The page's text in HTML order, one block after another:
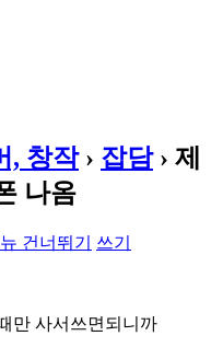
, 창작› 잡담› 제
나옴
건너뛰기 쓰기
만 사서쓰면되니까